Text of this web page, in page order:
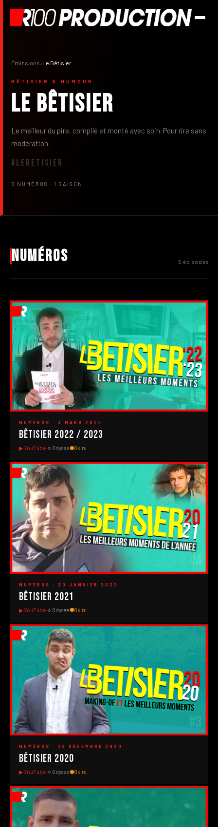
Émissions›Le Bêtisier
BÊTISIER & HUMOUR
Le Bêtisier
Le meilleur du pire, compilé et monté avec soin. Pour rire sans
modération.
#LEBETISIER
5 NUMÉROS · 1 SAISON
Numéros 5 épisodes
▶
#5
NUMÉROS · 3 MARS 2024
Bêtisier 2022 / 2023
▶ YouTube· ○ Odysee· Ok.ru
▶
#4
NUMÉROS · 30 JANVIER 2022
Bêtisier 2021
▶ YouTube· ○ Odysee· Ok.ru
▶
#3
NUMÉROS · 29 DÉCEMBRE 2020
Bêtisier 2020
▶ YouTube· ○ Odysee· Ok.ru